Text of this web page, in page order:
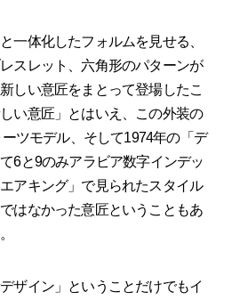
一体化したフォルムを見せる、
スレット、六角形のパターンが
しい意匠をまとって登場したこ
い意匠」とはいえ、この外装の
ツモデル、そして1974年の「デ
6と9のみアラビア数字インデッ
アキング」で見られたスタイル
はなかった意匠ということもあ
ザイン」ということだけでもイ